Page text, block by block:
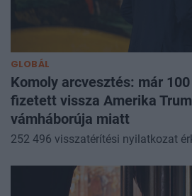
GLOBÁL
Komoly arcvesztés: már
fizetett vissza Amerika
vámháborúja miatt
252 496 visszatérítési nyilatkozat